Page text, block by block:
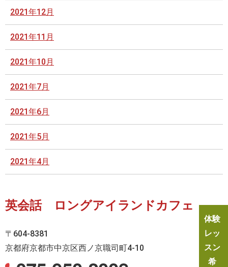
2021年12月
2021年11月
2021年10月
2021年7月
2021年6月
2021年5月
2021年4月
英会話 ロングアイランドカフェ
〒604-8381
京都府京都市中京区西ノ京職司町4-10
体験
レッ
スン
希